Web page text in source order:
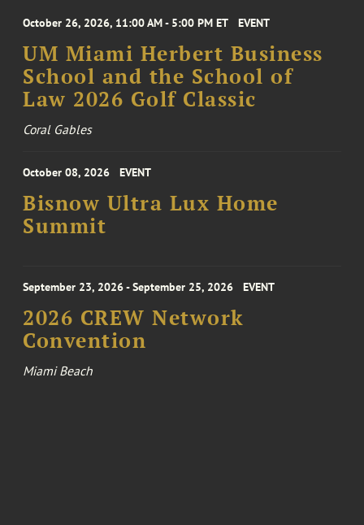
October 26, 2026, 11:00 AM - 5:00 PM ET EVENT
UM Miami Herbert Business
School and the School of
Law 2026 Golf Classic
Coral Gables
October 08, 2026 EVENT
Bisnow Ultra Lux Home
Summit
September 23, 2026 - September 25, 2026 EVENT
2026 CREW Network
Convention
Miami Beach